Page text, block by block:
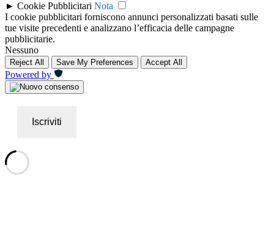
► Cookie Pubblicitari Nota
I cookie pubblicitari forniscono annunci personalizzati basati sulle
tue visite precedenti e analizzano l’efficacia delle campagne
pubblicitarie.
Nessuno
Reject All Save My Preferences Accept All
Powered by
Iscriviti